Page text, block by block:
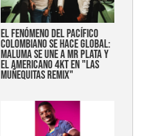
EL FENÓMENO DEL PACÍFICO
COLOMBIANO SE HACE GLOBAL:
MALUMA SE UNE A MR PLATA Y
EL AMERICANO 4KT EN "LAS
MUÑEQUITAS REMIX"